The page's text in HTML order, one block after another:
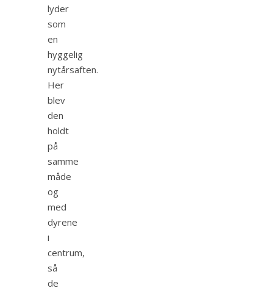
lyder
som
en
hyggelig
nytårsaften.
Her
blev
den
holdt
på
samme
måde
og
med
dyrene
i
centrum,
så
de